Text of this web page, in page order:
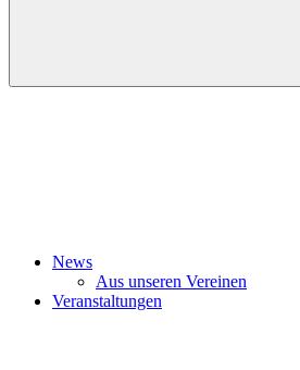
News
Aus unseren Vereinen
Veranstaltungen